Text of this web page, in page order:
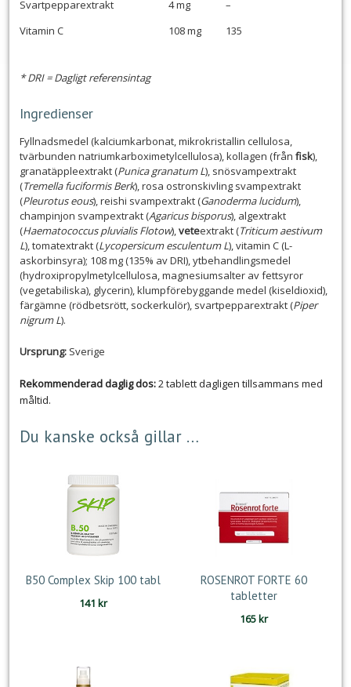
Svartpepparextrakt
4 mg
–
Vitamin C
108 mg 135
* DRI = Dagligt referensintag
Ingredienser
Fyllnadsmedel (kalciumkarbonat, mikrokristallin cellulosa,
tvärbunden natriumkarboximetylcellulosa), kollagen (från fisk),
granatäppleextrakt (Punica granatum L), snösvampextrakt
(Tremella fuciformis Berk), rosa ostronskivling svampextrakt
(Pleurotus eous), reishi svampextrakt (Ganoderma lucidum),
champinjon svampextrakt (Agaricus bisporus), algextrakt
(Haematococcus pluvialis Flotow),veteextrakt (Triticum aestivum
L), tomatextrakt (Lycopersicum esculentum L), vitamin C (L-
askorbinsyra); 108 mg (135% av DRI), ytbehandlingsmedel
(hydroxipropylmetylcellulosa, magnesiumsalter av fettsyror
(vegetabiliska), glycerin), klumpförebyggande medel (kiseldioxid),
färgämne (rödbetsrött, sockerkulör), svartpepparextrakt (Piper
nigrum L).
Ursprung:Sverige
Rekommenderad daglig dos:2 tablett dagligen tillsammans med
måltid.
Du kanske också gillar …
B50 Complex Skip 100 tabl
141 kr
ROSENROT FORTE 60
tabletter
165kr